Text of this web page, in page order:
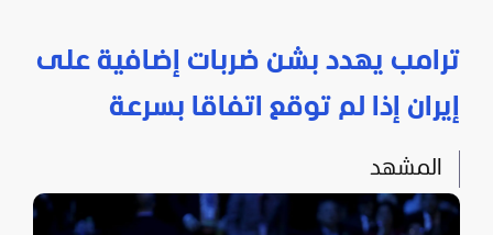
ترامب يهدد بشن ضربات إضافية على
إيران إذا لم توقع اتفاقا بسرعة
المشهد